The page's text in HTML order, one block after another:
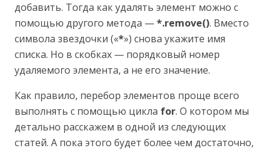
добавить. Тогда как удалять элемент можно с
помощью другого метода —*.remove(). Вместо
символа звездочки («*») снова укажите имя
списка. Но в скобках — порядковый номер
удаляемого элемента, а не его значение.
Как правило, перебор элементов проще всего
выполнять с помощью цикла for. О котором мы
детально расскажем в одной из следующих
статей. А пока этого будет более чем достаточно,